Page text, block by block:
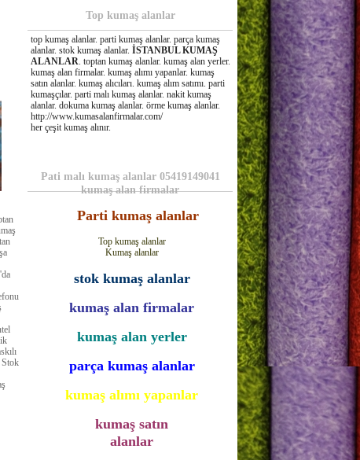
Stok
Top kumaş alanlar
top kumaş alanlar. parti kumaş alanlar. parça kumaş
alanlar. stok kumaş alanlar. İSTANBUL KUMAŞ
ALANLAR. toptan kumaş alanlar. kumaş alan yerler.
kumaş alan firmalar. kumaş alımı yapanlar. kumaş
satın alanlar. kumaş alıcıları. kumaş alım satımı. parti
kumaşçılar. parti malı kumaş alanlar. nakit kumaş
alanlar. dokuma kumaş alanlar. örme kumaş alanlar.
http://www.kumasalanfirmalar.com/
her çeşit kumaş alınır.
Pati malı kumaş alanlar 05419149041
kumaş alan firmalar
Parti kumaş alanlar
Top kumaş alanlar
Kumaş alanlar
stok kumaş alanlar
kumaş alan firmalar
kumaş alan yerler
parça kumaş alanlar
kumaş alımı yapanlar
kumaş satın
alanlar